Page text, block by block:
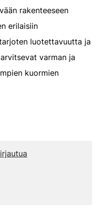
rakenteeseen
erilaisiin
luotettavuutta ja
varman ja
kuormien